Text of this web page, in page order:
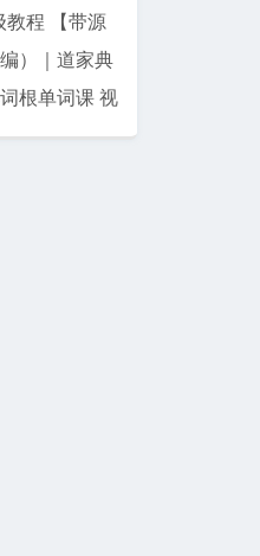
...
教程 【带源
）｜道家典
根单词课 视